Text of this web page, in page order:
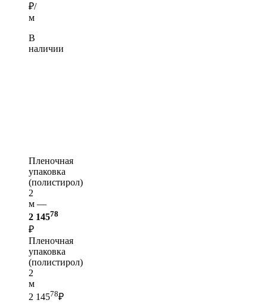
₽/
м
В
наличии
Пленочная
упаковка
(полистирол)
2
м —
2 14578
₽
Пленочная
упаковка
(полистирол)
2
м
2 14578₽